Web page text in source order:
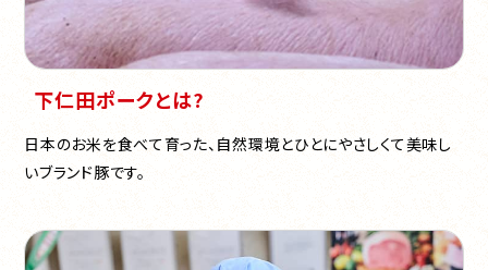
下仁田ポークとは?
日本のお米を食べて育った、自然環境とひとにやさしくて美味し
いブランド豚です。